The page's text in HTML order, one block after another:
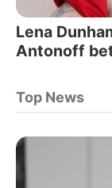
Lena
Antonoff
Top News